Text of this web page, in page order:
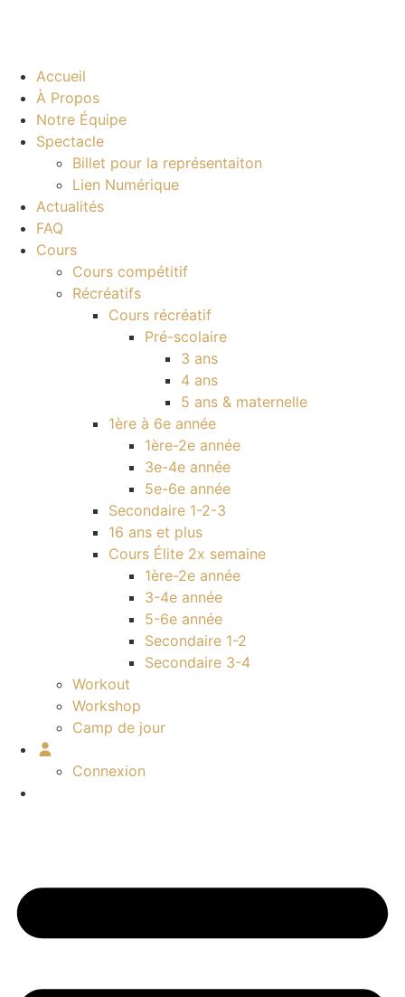
Accueil
À Propos
Notre Équipe
Spectacle
Billet pour la représentaiton
Lien Numérique
Actualités
FAQ
Cours
Cours compétitif
Récréatifs
Cours récréatif
Pré-scolaire
3 ans
4 ans
5 ans & maternelle
1ère à 6e année
1ère-2e année
3e-4e année
5e-6e année
Secondaire 1-2-3
16 ans et plus
Cours Élite 2x semaine
1ère-2e année
3-4e année
5-6e année
Secondaire 1-2
Secondaire 3-4
Workout
Workshop
Camp de jour
Connexion